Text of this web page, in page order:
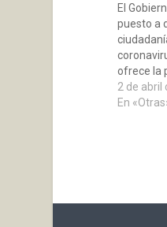
El
puesto a
ofrece la
una
2 de abril
En